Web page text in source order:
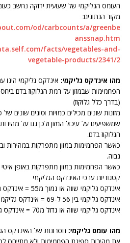
העומס הגליקמי של שעועית ירוקה נחשב
מקור הנתונים:
od/carbcounts/a/greenbe
anssnap.htm
facts/vegetables-and-
vegetable-products/2341/2
מהו אינדקס גליקמי: אינדקס גליקמי
הפחמימות שבמזון על רמת הגלוקוז בדם
(בדרך כלל גלוקוז)
מזונות שונים מכילים כמויות וסוגים שונים
שמשפיעים על עיכול המזון ולכן גם על
הגלוקוז בדם.
כאשר הפחמימות במזון מתפרקות במהירות
גבוה.
כאשר הפחמימות במזון מתפרקות באופן איטי
קטגוריות ערכי האינדקס הגליקמי
אינדקס גליקמי שווה או נמוך מ55 = אינדקס גליקמי נמוך.
אינדקס גליקמי בין 56 ל-69 = אינדקס גליקמי בינוני.
אינדקס גליקמי שווה או גדול מ70 = אינדקס גליקמי גבוה.
מהו עומס גליקמי: חסרונות של האינדקס